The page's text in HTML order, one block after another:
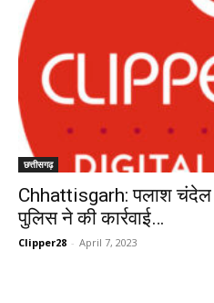
छत्तीसगढ़
Chhattisgarh: पलाश चंदेल
पुलिस ने की कार्रवाई…
Clipper28 - April 7, 2023